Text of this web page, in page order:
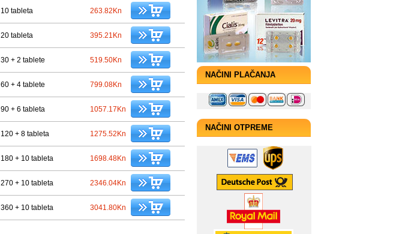
10 tableta 263.82Kn
20 tableta 395.21Kn
30 + 2 tablete 519.50Kn
60 + 4 tablete 799.08Kn
90 + 6 tableta 1057.17Kn
120 + 8 tableta 1275.52Kn
180 + 10 tableta 1698.48Kn
270 + 10 tableta 2346.04Kn
360 + 10 tableta 3041.80Kn
NAČINI PLAČANJA
NAČINI OTPREME